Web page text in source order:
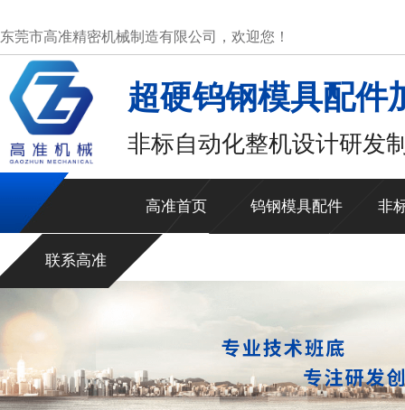
东莞市高准精密机械制造有限公司，欢迎您！
超硬钨钢模具配件
非标自动化整机设计研发
高准首页 钨钢模具配件 非
联系高准